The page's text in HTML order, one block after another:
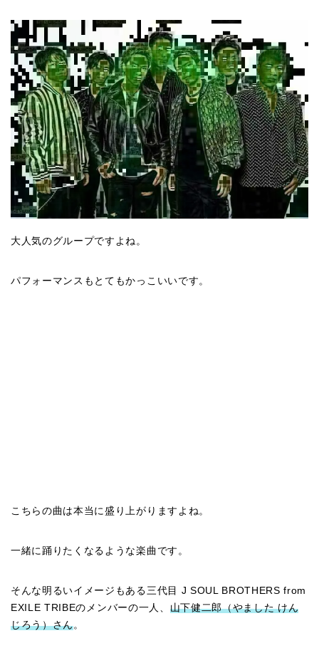
大人気のグループですよね。
パフォーマンスもとてもかっこいいです。
こちらの曲は本当に盛り上がりますよね。
一緒に踊りたくなるような楽曲です。
そんな明るいイメージもある三代目 J SOUL BROTHERS from
EXILE TRIBEのメンバーの一人、 山下健二郎（やました けん
じろう）さん。